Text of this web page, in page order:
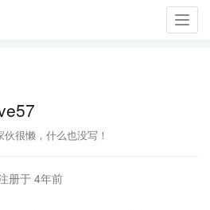
伙很懒，什么也没写！
册于 4年前